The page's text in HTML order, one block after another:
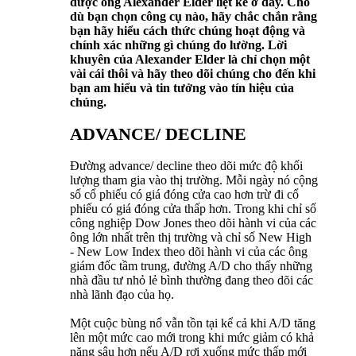
dù bạn chọn công cụ nào, hãy chắc chắn rằng
bạn hãy hiểu cách thức chúng hoạt động và
chính xác những gì chúng đo lường. Lời
khuyên của Alexander Elder là chỉ chọn một
vài cái thôi và hãy theo dõi chúng cho đến khi
bạn am hiểu và tin tưởng vào tín hiệu của
chúng.
ADVANCE/ DECLINE
Đường advance/ decline theo dõi mức độ khối
lượng tham gia vào thị trường. Mỗi ngày nó cộng
số cổ phiếu có giá đóng cửa cao hơn trừ đi cổ
phiếu có giá đóng cửa thấp hơn. Trong khi chỉ số
công nghiệp Dow Jones theo dõi hành vi của các
ông lớn nhất trên thị trường và chỉ số New High
- New Low Index theo dõi hành vi của các ông
giám đốc tầm trung, đường A/D cho thấy những
nhà đầu tư nhỏ lẻ bình thường đang theo dõi các
nhà lãnh đạo của họ.
Một cuộc bùng nổ vẫn tồn tại kể cả khi A/D tăng
lên một mức cao mới trong khi mức giảm có khả
năng sâu hơn nếu A/D rơi xuống mức thấp mới